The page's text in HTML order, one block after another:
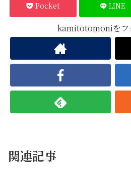
Pocket LINE
kamitotomoniをフ
関連記事